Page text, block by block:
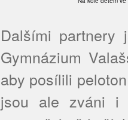
Dalšími partnery
Gymnázium
aby posílili
jsou ale zváni i